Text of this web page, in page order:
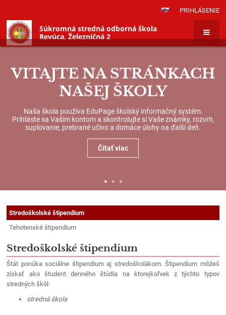
PRIHLÁSENIE
Súkromná stredná odborná škola
Revúca, Železničná 2
VITAJTE NA STRÁNKACH
NAŠEJ ŠKOLY
Naša škola používa EduPage školský informačný systém.
Prihláste sa Vašim kontom a skontrolujte si Vaše známky, rozvrh,
suplovanie, prebrané učivo a domáce úlohy na ďalší deň.
Čítať viac
Stredoškolské&nbsp;štipendium
-
štipendium
|
Súkromná
stredná
odborná
Stredoškolské
štipendium
Stredoškolské štipendium
Tehotenské štipendium
Stredoškolské štipendium
Štát ponúka sociálne štipendium aj stredoškolákom. Štipendium môžeš
získať ako študent denného štúdia na ktorejkoľvek z týchto typov
stredných škôl:
stredná škola